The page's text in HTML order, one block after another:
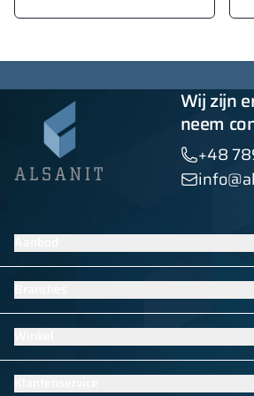
Wij zijn
neem
+48
Lockers
Sanitaire wanden
Contractmeubilair
Bekijk alle producten
Meubilair voor scholen en
Uitrusting voor zwembaden
Meubilair voor sport- en
Garderobekasten
School lockers